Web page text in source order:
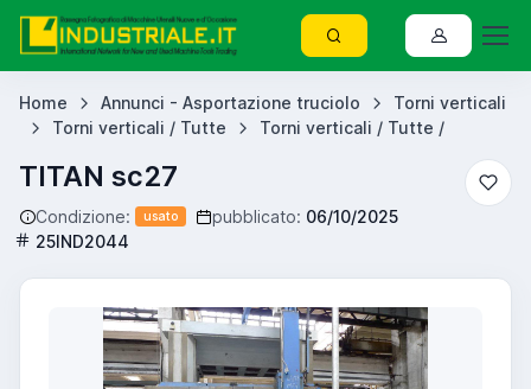
Home Annunci - Asportazione truciolo
Torni verticali
Torni verticali / Tutte
Torni verticali / Tutte /
TITAN sc27
Condizione: usato pubblicato: 06/10/2025
25IND2044